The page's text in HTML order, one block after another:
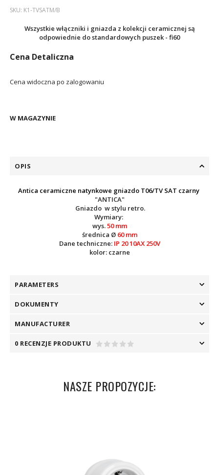
SKU: K1-TVSATM/B
Wszystkie włączniki i gniazda z kolekcji ceramicznej są
odpowiednie do standardowych puszek - fi60
Cena Detaliczna
Cena widoczna po zalogowaniu
W MAGAZYNIE
OPIS
Antica ceramiczne natynkowe gniazdo T06/TV SAT czarny
"ANTICA"
Gniazdo w stylu retro.
Wymiary:
wys.50 mm
średnica Ø 60 mm
Dane techniczne:IP 20 10AX 250V
kolor: czarne
PARAMETERS
DOKUMENTY
MANUFACTURER
0 RECENZJE PRODUKTU
NASZE PROPOZYCJE: